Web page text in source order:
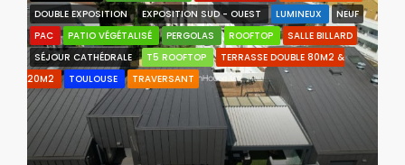
DOUBLE EXPOSITION
EXPOSITION SUD - OUEST LUMINEUX
NEUF
PAC
PATIO VÉGÉTALISÉ PERGOLAS ROOFTOP
SALLE BILLARD
SÉJOUR CATHÉDRALE
T5 ROOFTOP
TERRASSE DOUBLE 80M2 &
20M2
TOULOUSE TRAVERSANT